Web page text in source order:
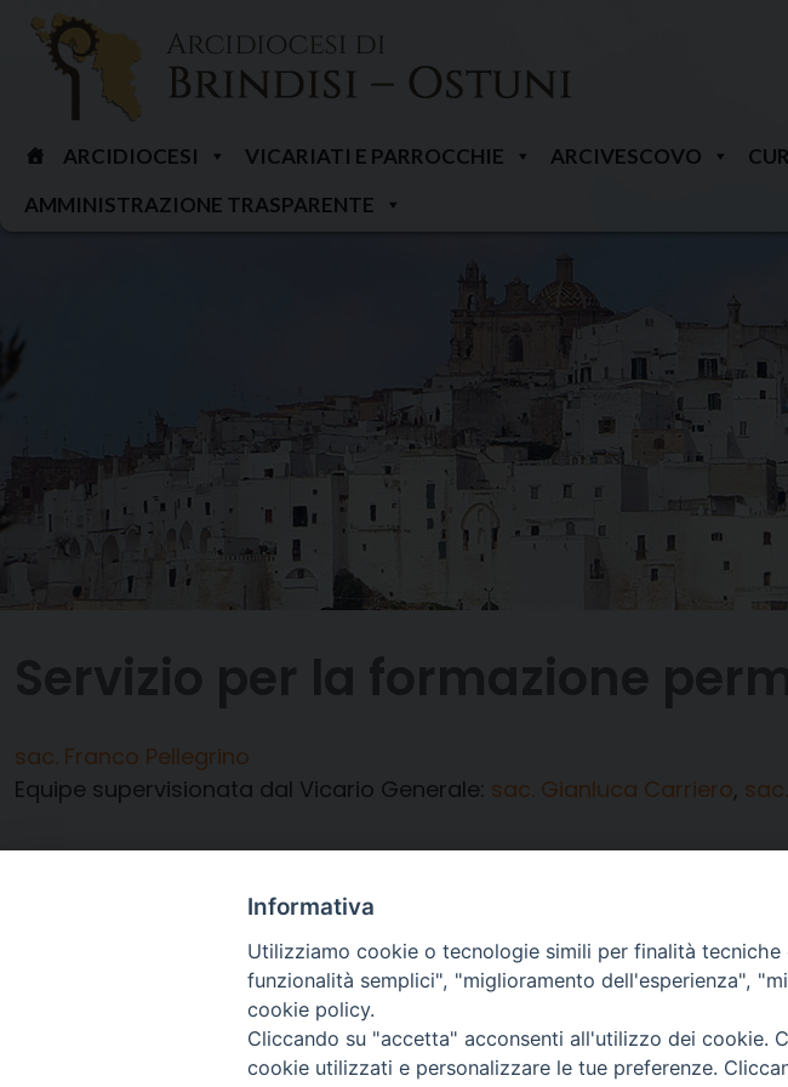
Skip
content
ARCIDIOCESI VICARIATI E PARROCCHIE ARCIVESCOVO
AMMINISTRAZIONE TRASPARENTE
sac. Franco Pellegrino
Equipe supervisionata dal Vicario Generale: sac. Gianluca Carriero,
Piazza Duomo, 12 -
Tel 0831.521958
Fax 0831.528315
Informativa
Utilizziamo cookie o tecnologie simili per finalità
funzionalità semplici", "miglioramento dell'esperienza",
cookie policy.
Cliccando su "accetta" acconsenti all'utilizzo dei cookie.
cookie utilizzati e personalizzare le tue preferenze.